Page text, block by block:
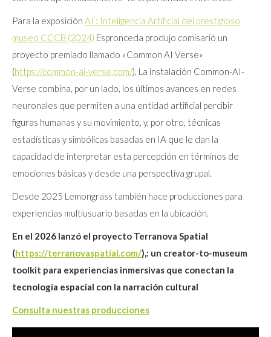
Para la exposición AI : Inteligencia Artificial del prestigioso
museo CCCB (2024) Espronceda produjo comisarió un
proyecto premiado llamado «Common AI Verse»
(https://common-ai-verse.com/), La instalación Common-AI-
Verse combina, por un lado, los últimos avances en redes
neuronales que permiten a una entidad artificial percibir
figuras humanas y su movimiento, y, por otro, técnicas
estadísticas y simbólicas basadas en IA que le dan la
capacidad de interpretar esta percepción en términos de
emociones básicas y desde una perspectiva grupal.
Desde 2025 Lemongrass también hace producciones para
experiencias multiusuario basadas en la ubicación.
En el 2026 lanzó el proyecto Terranova Spatial
(https://terranovaspatial.com/),: un creator-to-museum
toolkit para experiencias inmersivas que conectan la
tecnología espacial con la narración cultural
Consulta nuestras producciones